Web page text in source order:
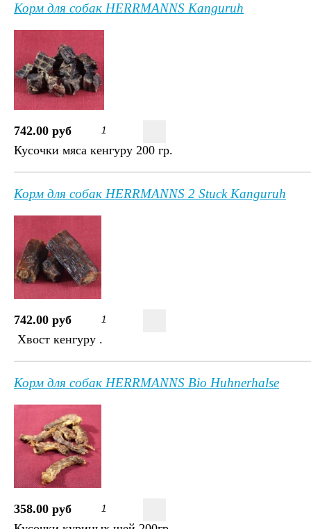
Корм для собак HERRMANNS Kanguruh
742.00 руб
Кусочки мяса кенгуру 200 гр.
Корм для собак HERRMANNS 2 Stuck Kanguruh
742.00 руб
Хвост кенгуру .
Корм для собак HERRMANNS Bio Huhnerhalse
358.00 руб